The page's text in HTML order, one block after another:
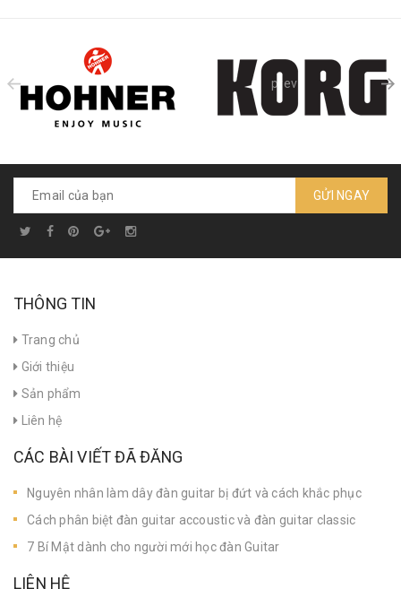
prev
GỬI NGAY
THÔNG TIN
Trang chủ
Giới thiệu
Sản phẩm
Liên hệ
CÁC BÀI VIẾT ĐÃ ĐĂNG
Nguyên nhân làm dây đàn guitar bị đứt và cách khắc phục
Cách phân biệt đàn guitar accoustic và đàn guitar classic
7 Bí Mật dành cho người mới học đàn Guitar
LIÊN HỆ